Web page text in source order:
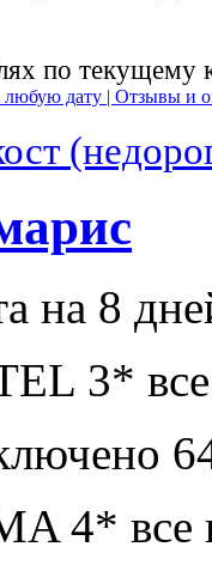
по текущему
любую дату | Отзывы и
на 8
3*
4* все